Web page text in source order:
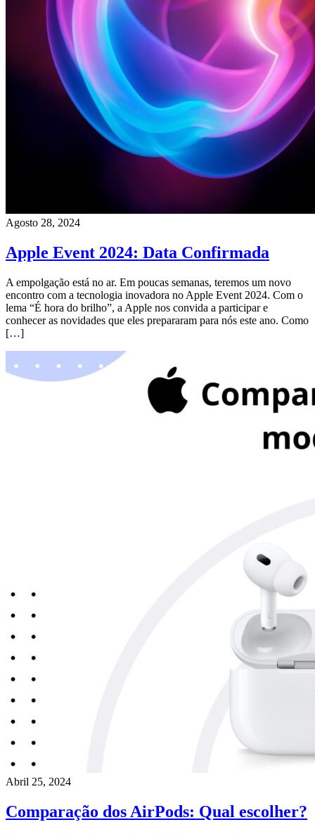
Agosto 28, 2024
Apple Event 2024: Data Confirmada
A empolgação está no ar. Em poucas semanas, teremos um novo
encontro com a tecnologia inovadora no Apple Event 2024. Com o
lema “É hora do brilho”, a Apple nos convida a participar e
conhecer as novidades que eles prepararam para nós este ano. Como
[…]
Abril 25, 2024
Comparação dos AirPods: Qual escolher?